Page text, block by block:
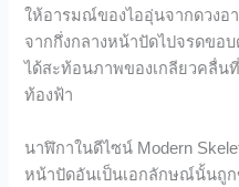
ให้อารมณ์ของไออุ่นจากดวงอ
จากกึ่งกลางหน้าปัดไปจรดขอ
ได้สะท้อนภาพของเกลียวคลื่น
ท้องฟ้า
นาฬิกาในดีไซน์ Modern
หน้าปัดอันเป็นเอกลักษณ์นั้นถู